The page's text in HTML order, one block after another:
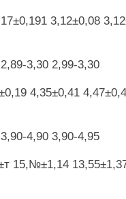
3,12±0,08
3,30 2,99-3,30
4,35±0,41
4,90 3,90-4,95
15,№±1,14